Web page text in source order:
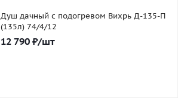
Душ дачный с подогревом Вихрь Д-135-П
(135л) 74/4/12
12 790 ₽/шт